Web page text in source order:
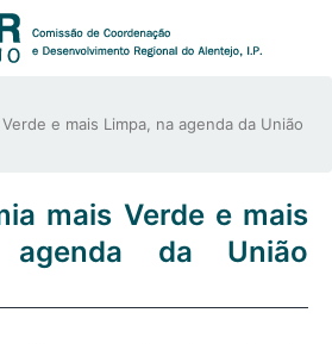
e mais Limpa, na agenda da União
mais Verde e mais
da União